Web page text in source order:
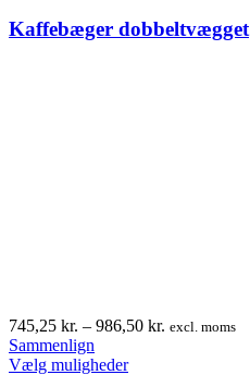
Kaffebæger dobbeltvægget
745,25 kr. – 986,50 kr. Prisinterval:
excl. moms
Sammenlign
Vælg mulighederDette